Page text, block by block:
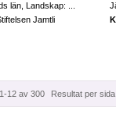
län, Landskap: ...
Jamtli
12 av 300 Resultat per